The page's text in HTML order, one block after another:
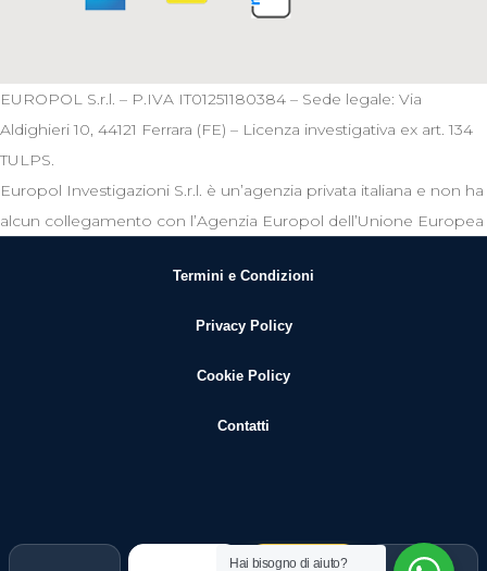
Hai bisogno di aiuto?
EUROPOL S.r.l. – P.IVA IT01251180384 – Sede legale: Via
Aldighieri 10, 44121 Ferrara (FE) – Licenza investigativa ex art. 134
TULPS.
Europol Investigazioni S.r.l. è un’agenzia privata italiana e non ha
alcun collegamento con l’Agenzia Europol dell’Unione Europea
Termini e Condizioni
Privacy Policy
Cookie Policy
Contatti